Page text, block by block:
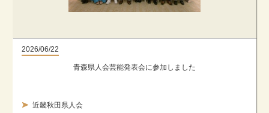
2026/06/22
近畿秋田県人会
青森県人会芸能発表会に参加しました